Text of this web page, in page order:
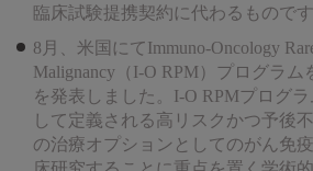
臨床試験提携契約に代わるものです
8月、米国にてImmuno-Oncology
Malignancy（I-O RPM）プログラム
を発表しました。I-O RPMプログ
して定義される高リスクかつ予後
の治療オプションとしてのがん免